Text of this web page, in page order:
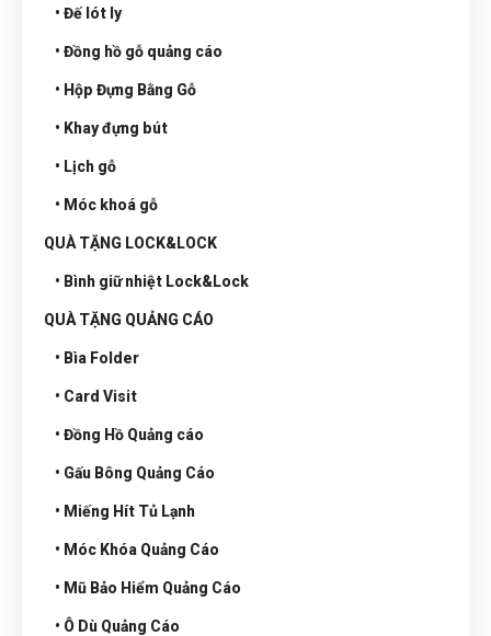
• Đế lót ly
• Đồng hồ gỗ quảng cáo
• Hộp Đựng Bằng Gỗ
• Khay đựng bút
• Lịch gỗ
• Móc khoá gỗ
QUÀ TẶNG LOCK&LOCK
• Bình giữ nhiệt Lock&Lock
QUÀ TẶNG QUẢNG CÁO
• Bìa Folder
• Card Visit
• Đồng Hồ Quảng cáo
• Gấu Bông Quảng Cáo
• Miếng Hít Tủ Lạnh
• Móc Khóa Quảng Cáo
• Mũ Bảo Hiểm Quảng Cáo
• Ô Dù Quảng Cáo